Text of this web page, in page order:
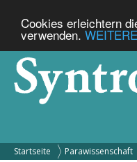
Cookies erleichtern
verwenden.
Startseite Parawissenschaft